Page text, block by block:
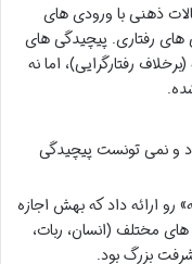
ذهنی با ورودی های
رفتاری. پیچیدگی های
رفتارگرایی)، اما نه
نمی تونست پیچیدگی
رو ارائه داد که بهش اجازه
مختلف (انسان، ربات،
بزرگ بود.